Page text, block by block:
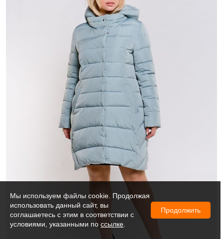
Мы используем файлы cookie. Продолжая
использовать данный сайт, вы
соглашаетесь с этим в соответствии с
условиями, указанными по ссылке
Продолжить